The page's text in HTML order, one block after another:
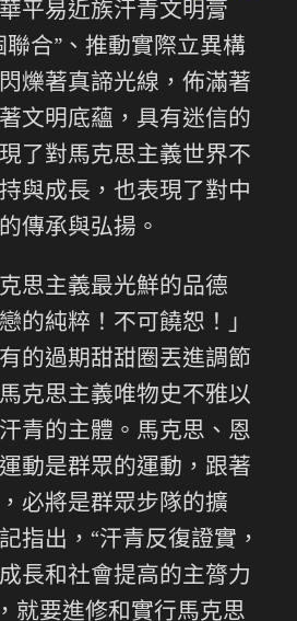
平易近族汗青文明膏
聯合”、推動實際立異構
爍著真諦光線，佈滿著
文明底蘊，具有迷信的
了對馬克思主義世界不
與成長，也表現了對中
傳承與弘揚。
思主義最光鮮的品德
的純粹！不可饒恕！」
的過期甜甜圈丟進調節
克思主義唯物史不雅以
青的主體。馬克思、恩
動是群眾的運動，跟著
必將是群眾步隊的擴
指出，“汗青反復證實，
長和社會提高的主膂力
就要進修和實行馬克思